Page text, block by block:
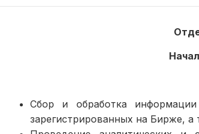
Сбор и обработка
зарегистрированных на Бирже,